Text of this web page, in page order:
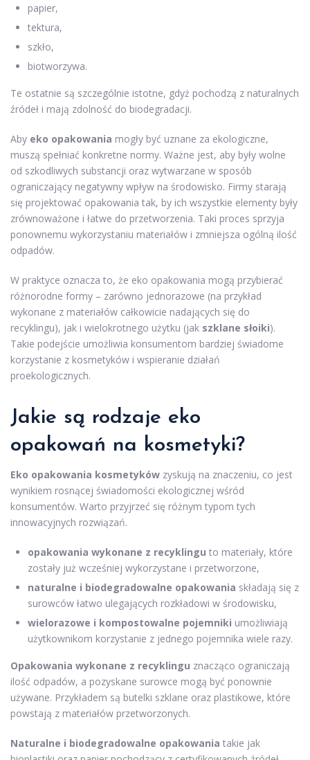
papier,
tektura,
szkło,
biotworzywa.
Te ostatnie są szczególnie istotne, gdyż pochodzą z naturalnych
źródeł i mają zdolność do biodegradacji.
Aby eko opakowania mogły być uznane za ekologiczne,
muszą spełniać konkretne normy. Ważne jest, aby były wolne
od szkodliwych substancji oraz wytwarzane w sposób
ograniczający negatywny wpływ na środowisko. Firmy starają
się projektować opakowania tak, by ich wszystkie elementy były
zrównoważone i łatwe do przetworzenia. Taki proces sprzyja
ponownemu wykorzystaniu materiałów i zmniejsza ogólną ilość
odpadów.
W praktyce oznacza to, że eko opakowania mogą przybierać
różnorodne formy – zarówno jednorazowe (na przykład
wykonane z materiałów całkowicie nadających się do
recyklingu), jak i wielokrotnego użytku (jak szklane słoiki).
Takie podejście umożliwia konsumentom bardziej świadome
korzystanie z kosmetyków i wspieranie działań
proekologicznych.
Jakie są rodzaje eko
opakowań na kosmetyki?
Eko opakowania kosmetyków zyskują na znaczeniu, co jest
wynikiem rosnącej świadomości ekologicznej wśród
konsumentów. Warto przyjrzeć się różnym typom tych
innowacyjnych rozwiązań.
opakowania wykonane z recyklingu to materiały, które
zostały już wcześniej wykorzystane i przetworzone,
naturalne i biodegradowalne opakowania składają się z
surowców łatwo ulegających rozkładowi w środowisku,
wielorazowe i kompostowalne pojemniki umożliwiają
użytkownikom korzystanie z jednego pojemnika wiele razy.
Opakowania wykonane z recyklingu znacząco ograniczają
ilość odpadów, a pozyskane surowce mogą być ponownie
używane. Przykładem są butelki szklane oraz plastikowe, które
powstają z materiałów przetworzonych.
Naturalne i biodegradowalne opakowania takie jak